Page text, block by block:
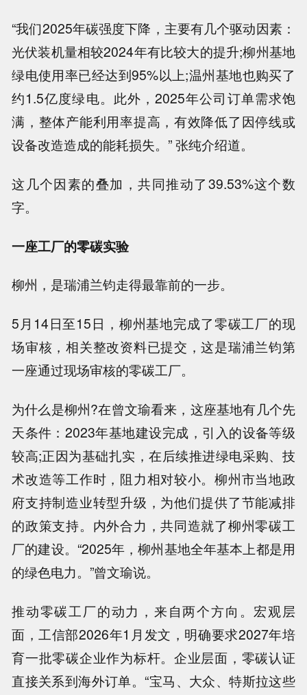
“我们2025年碳强度下降，主要有几个驱动因素：
光伏装机量相较2024年有比较大的提升;柳州基地
绿电使用率已经达到95%以上;温州基地也购买了
约1.5亿度绿电。此外，2025年公司订单需求饱
满，整体产能利用率提高，有效降低了因停线或
设备改造造成的能耗损失。” 张纯介绍道。
这几个因素的叠加，共同推动了39.53%这个数
字。
一座工厂的零碳实验
柳州，是瑞浦兰钧走得最靠前的一步。
5月14日至15日，柳州基地完成了零碳工厂的现
场审核，相关整改资料已提交，这是瑞浦兰钧第
一座通过现场审核的零碳工厂。
为什么是柳州?在曾文瑜看来，这座基地有几个先
天条件：2023年基地建设完成，引入的设备等级
较高;正因为基础扎实，在后续推进绿电采购、技
术改造等工作时，阻力相对较小。柳州市当地政
府支持制造业转型升级，为他们提供了节能减排
的政策支持。内外合力，共同造就了柳州零碳工
厂的建设。“2025年，柳州基地全年基本上都是用
的绿色电力。”曾文瑜说。
推动零碳工厂的动力，来自两个方向。宏观层
面，工信部2026年1月发文，明确要求2027年培
育一批零碳企业作为标杆。企业层面，零碳认证
直接关系到海外订单。“宝马、大众、特斯拉这些